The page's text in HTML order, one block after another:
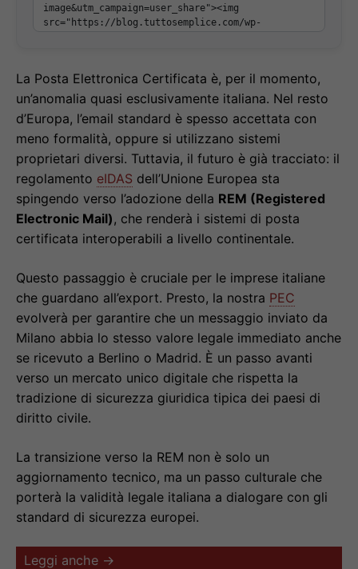
La Posta Elettronica Certificata è, per il momento,
un’anomalia quasi esclusivamente italiana. Nel resto
d’Europa, l’email standard è spesso accettata con
meno formalità, oppure si utilizzano sistemi
proprietari diversi. Tuttavia, il futuro è già tracciato: il
regolamento eIDAS dell’Unione Europea sta
spingendo verso l’adozione della REM (Registered
Electronic Mail) , che renderà i sistemi di posta
certificata interoperabili a livello continentale.
Questo passaggio è cruciale per le imprese italiane
che guardano all’export. Presto, la nostra PEC
evolverà per garantire che un messaggio inviato da
Milano abbia lo stesso valore legale immediato anche
se ricevuto a Berlino o Madrid. È un passo avanti
verso un mercato unico digitale che rispetta la
tradizione di sicurezza giuridica tipica dei paesi di
diritto civile.
La transizione verso la REM non è solo un
aggiornamento tecnico, ma un passo culturale che
porterà la validità legale italiana a dialogare con gli
standard di sicurezza europei.
Leggi anche →